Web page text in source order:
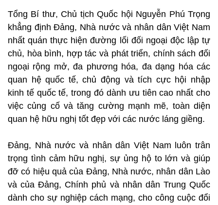
Tổng Bí thư, Chủ tịch Quốc hội Nguyễn Phú Trọng
khẳng định Đảng, Nhà nước và nhân dân Việt Nam
nhất quán thực hiện đường lối đối ngoại độc lập tự
chủ, hòa bình, hợp tác và phát triển, chính sách đối
ngoại rộng mở, đa phương hóa, đa dạng hóa các
quan hệ quốc tế, chủ động và tích cực hội nhập
kinh tế quốc tế, trong đó dành ưu tiên cao nhất cho
việc củng cố và tăng cường mạnh mẽ, toàn diện
quan hệ hữu nghị tốt đẹp với các nước láng giềng.
Đảng, Nhà nước và nhân dân Việt Nam luôn trân
trọng tình cảm hữu nghị, sự ủng hộ to lớn và giúp
đỡ có hiệu quả của Đảng, Nhà nước, nhân dân Lào
và của Đảng, Chính phủ và nhân dân Trung Quốc
dành cho sự nghiệp cách mạng, cho công cuộc đổi